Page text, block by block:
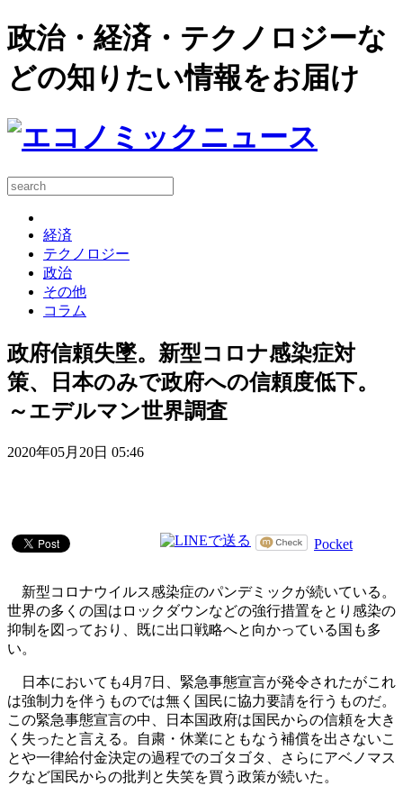
政治・経済・テクノロジーな
どの知りたい情報をお届け
経済
テクノロジー
政治
その他
コラム
政府信頼失墜。新型コロナ感染症対
策、日本のみで政府への信頼度低下。
～エデルマン世界調査
2020年05月20日 05:46
Pocket
新型コロナウイルス感染症のパンデミックが続いている。
世界の多くの国はロックダウンなどの強行措置をとり感染の
抑制を図っており、既に出口戦略へと向かっている国も多
い。
日本においても4月7日、緊急事態宣言が発令されたがこれ
は強制力を伴うものでは無く国民に協力要請を行うものだ。
この緊急事態宣言の中、日本国政府は国民からの信頼を大き
く失ったと言える。自粛・休業にともなう補償を出さないこ
とや一律給付金決定の過程でのゴタゴタ、さらにアベノマス
クなど国民からの批判と失笑を買う政策が続いた。